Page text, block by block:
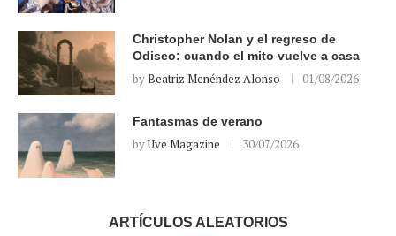
Christopher Nolan y el regreso de
Odiseo: cuando el mito vuelve a casa
byBeatriz Menéndez Alonso 01/08/2026
Fantasmas de verano
byUve Magazine 30/07/2026
ARTÍCULOS ALEATORIOS